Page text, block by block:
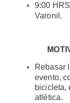
9:00
Varonil.
Rebasar
evento,
bicicleta,
atlética.